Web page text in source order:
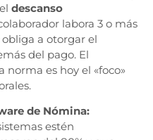
descanso
labora 3 o más
obliga a otorgar el
del pago. El
es hoy el «foco»
de Nómina:
estén